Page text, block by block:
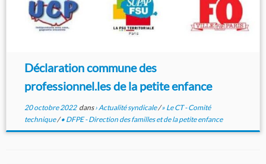
Déclaration commune des
professionnel.les de la petite enfance
20 octobre 2022dans› Actualité syndicale/» Le CT - Comité
technique/• DFPE - Direction des familles et de la petite enfance